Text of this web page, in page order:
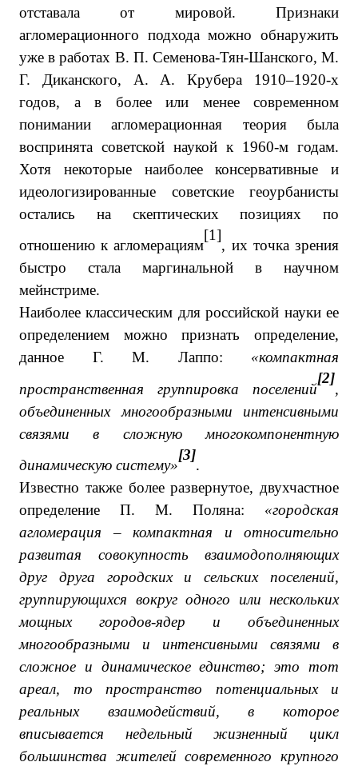
отставала от мировой. Признаки
агломерационного подхода можно обнаружить
уже в работах В. П. Семенова-Тян-Шанского, М.
Г. Диканского, А. А. Крубера 1910–1920-х
годов, а в более или менее современном
понимании агломерационная теория была
воспринята советской наукой к 1960-м годам.
Хотя некоторые наиболее консервативные и
идеологизированные советские геоурбанисты
остались на скептических позициях по
отношению к агломерациям
[1]
, их точка зрения
быстро стала маргинальной в научном
мейнстриме.
Наиболее классическим для российской науки ее
определением можно признать определение,
данное Г. М. Лаппо: «компактная
пространственная группировка поселений
[2]
,
объединенных многообразными интенсивными
связями в сложную многокомпонентную
динамическую систему»
[3]
.
Известно также более развернутое, двухчастное
определение П. М. Поляна: «городская
агломерация – компактная и относительно
развитая совокупность взаимодополняющих
друг друга городских и сельских поселений,
группирующихся вокруг одного или нескольких
мощных городов-ядер и объединенных
многообразными и интенсивными связями в
сложное и динамическое единство; это тот
ареал, то пространство потенциальных и
реальных взаимодействий, в которое
вписывается недельный жизненный цикл
большинства жителей современного крупного